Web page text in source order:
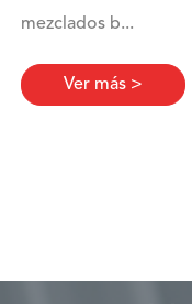
mezclados b...
Ver más >